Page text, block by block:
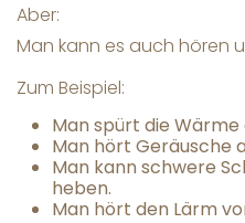
Aber:
Man kann es auch hören
Zum Beispiel:
Man spürt die
Man hört Geräusche
Man kann schwere
heben.
Man hört den Lärm